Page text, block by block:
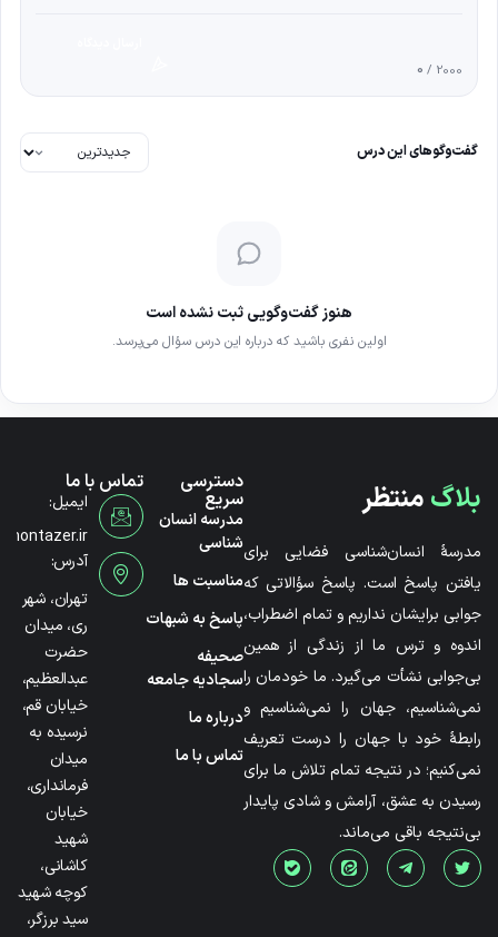
0 / 2000
گفت‌وگوهای این درس
هنوز گفت‌وگویی ثبت نشده است
اولین نفری باشید که درباره این درس سؤال می‌پرسد.
بلاگمنتظر
مدرسۀ انسان‌شناسی فضایی برای
یافتن پاسخ است. پاسخ سؤالاتی که
جوابی برایشان نداریم و تمام اضطراب،
اندوه و ترس ما از زندگی از همین
بی‌جوابی نشأت می‌گیرد. ما خودمان را
نمی‌شناسیم، جهان را نمی‌شناسیم و
رابطۀ خود با جهان را درست تعریف
نمی‌کنیم؛ در نتیجه تمام تلاش ما برای
رسیدن به عشق، آرامش و شادی پایدار
بی‌نتیجه باقی می‌ماند.
دسترسی
سریع
مدرسه انسان
شناسی
مناسبت ها
پاسخ به شبهات
صحیفه
سجادیه جامعه
درباره ما
تماس با ما
تماس با ما
ایمیل:
آدرس:
تهران، شهر
ری، میدان
حضرت
عبدالعظیم،
خیابان قم،
نرسیده به
میدان
فرمانداری،
خیابان
شهید
کاشانی،
کوچه شهید
سید برزگر،